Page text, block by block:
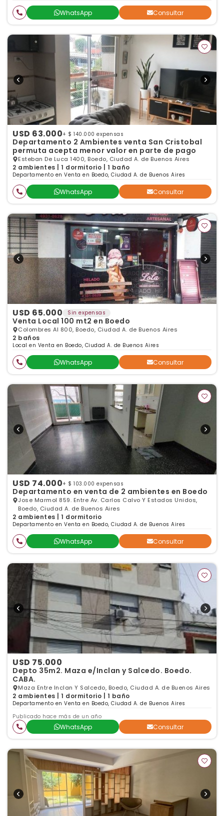
WhatsApp Consultar
USD 63.000+ $ 140.000 expensas
Departamento 2 Ambientes venta San Cristobal
permuta acepta menor valor en parte de pago
Esteban De Luca 1400, Boedo, Ciudad A. de Buenos Aires
2 ambientes | 1 dormitorio | 1 baño
Departamento en Venta en Boedo, Ciudad A. de Buenos Aires
WhatsApp Consultar
USD 65.000 Sin expensas
Venta Local 100 mt2 en Boedo
Colombres Al 800, Boedo, Ciudad A. de Buenos Aires
2 baños
Local en Venta en Boedo, Ciudad A. de Buenos Aires
WhatsApp Consultar
USD 74.000+ $ 103.000 expensas
Departamento en venta de 2 ambientes en Boedo
Jose Marmol 859. Entre Av. Carlos Calvo Y Estados Unidos,
Boedo, Ciudad A. de Buenos Aires
2 ambientes | 1 dormitorio
Departamento en Venta en Boedo, Ciudad A. de Buenos Aires
WhatsApp Consultar
USD 75.000
Depto 35m2. Maza e/Inclan y Salcedo. Boedo.
CABA.
Maza Entre Inclan Y Salcedo, Boedo, Ciudad A. de Buenos Aires
2 ambientes | 1 dormitorio | 1 baño
Departamento en Venta en Boedo, Ciudad A. de Buenos Aires
Publicado hace más de un año
WhatsApp Consultar